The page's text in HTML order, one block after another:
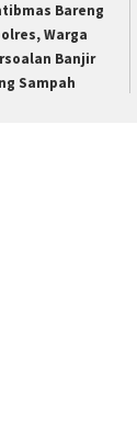
Bareng
Warga
Banjir
Sampah